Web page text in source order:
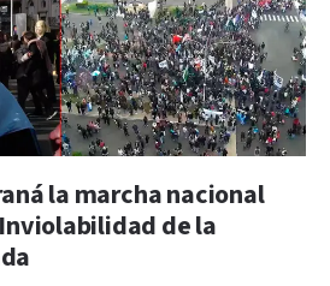
la marcha nacional
de la